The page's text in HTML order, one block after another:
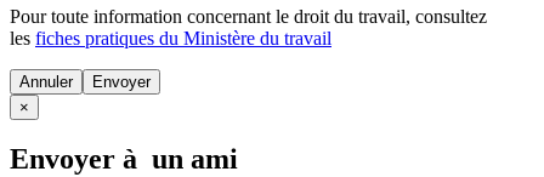
Pour toute information concernant le droit du travail, consultez
les fiches pratiques du Ministère du travail
Annuler
×
Envoyer à un ami